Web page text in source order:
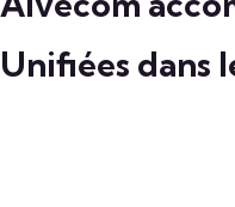
Unifiées dans